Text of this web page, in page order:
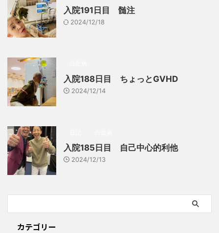
入院191日目 髄注
2024/12/18
入院188日目 ちょっとGVHD
2024/12/14
入院185日目 自己中心的利他
2024/12/13
カテゴリー